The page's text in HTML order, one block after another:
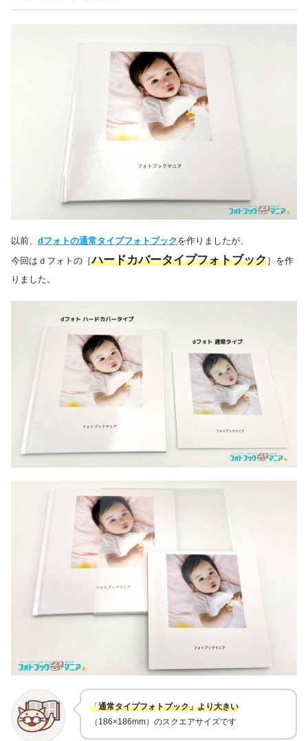
以前、 dフォトの通常タイプフォトブックを作りましたが、
今回はｄフォトの［ハードカバータイプフォトブック］を作
りました。
「通常タイプフォトブック」より大きい
（186×186mm）のスクエアサイズです